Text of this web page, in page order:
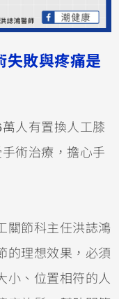
失敗與疼痛是
人有置換人工膝
術治療，擔心手
關節科主任洪誌鴻
的理想效果，必須
小、位置相符的人